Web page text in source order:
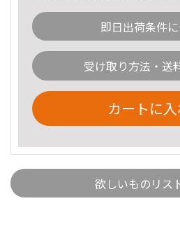
即日出荷条件
受け取り方法・送
カートに
欲しいものリス